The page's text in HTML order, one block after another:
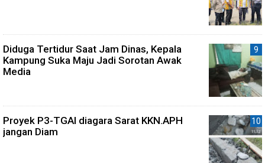
Diduga Tertidur Saat Jam Dinas, Kepala
Kampung Suka Maju Jadi Sorotan Awak
Media
Proyek P3-TGAI diagara Sarat KKN.APH
jangan Diam